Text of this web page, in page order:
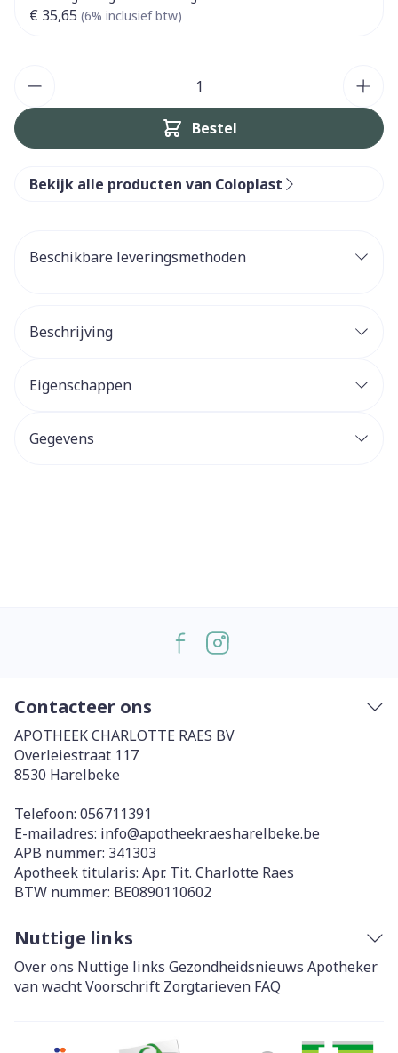
€ 35,65 (6% inclusief btw)
Bestel
Bekijk alle producten van Coloplast
Beschikbare leveringsmethoden
Beschrijving
Eigenschappen
Gegevens
Contacteer ons
APOTHEEK CHARLOTTE RAES BV
Overleiestraat 117
8530 Harelbeke
Telefoon: 056711391
E-mailadres: info@apotheekraesharelbeke.be
APB nummer: 341303
Apotheek titularis: Apr. Tit. Charlotte Raes
BTW nummer: BE0890110602
Nuttige links
Over ons Nuttige links Gezondheidsnieuws Apotheker
van wachtVoorschrift Zorgtarieven FAQ